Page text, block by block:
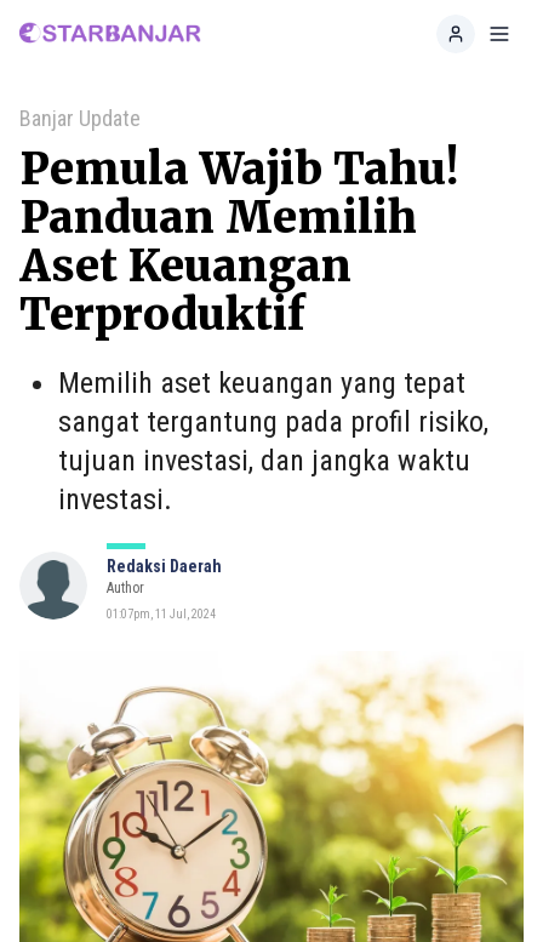
Home
Banjar Update
Pemula Wajib Tahu!
Panduan Memilih
Aset Keuangan
Terproduktif
Memilih aset keuangan yang tepat
sangat tergantung pada profil risiko,
tujuan investasi, dan jangka waktu
investasi.
Redaksi Daerah
Author
01:07pm, 11 Jul, 2024